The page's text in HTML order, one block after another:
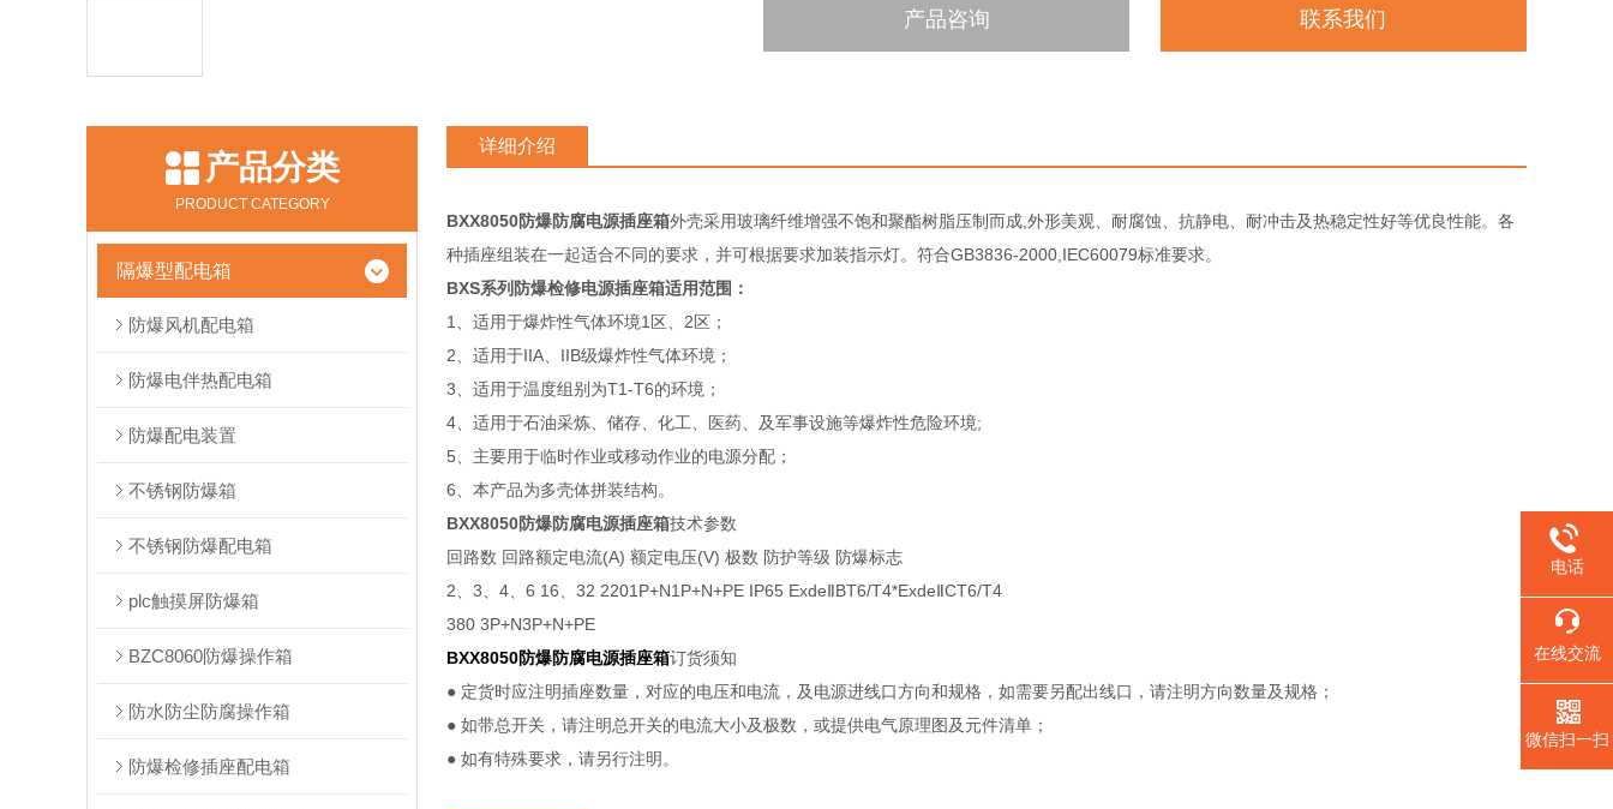
产品咨询 联系我们
产品分类
PRODUCT CATEGORY
隔爆型配电箱
防爆风机配电箱
防爆电伴热配电箱
防爆配电装置
不锈钢防爆箱
不锈钢防爆配电箱
plc触摸屏防爆箱
BZC8060防爆操作箱
防水防尘防腐操作箱
防爆检修插座配电箱
详细介绍
BXX8050防爆防腐电源插座箱外壳采用玻璃纤维增强不饱和聚酯树脂压制而成,外形美观、耐腐蚀、抗静电、耐冲击及热稳定性好等优良性能。 各
种插座组装在一起适合不同的要求，并可根据要求加装指示灯。符合GB3836-2000,IEC60079标准要求。
BXS系列防爆检修电源插座箱适用范围：
1、适用于爆炸性气体环境1区、2区；
2、适用于IIA、IIB级爆炸性气体环境；
3、适用于温度组别为T1-T6的环境；
4、适用于石油采炼、储存、化工、医药、及军事设施等爆炸性危险环境;
5、主要用于临时作业或移动作业的电源分配；
6、本产品为多壳体拼装结构。
BXX8050防爆防腐电源插座箱技术参数
回路数 回路额定电流(A) 额定电压(V) 极数 防护等级 防爆标志
2、3、4、6 16、32 2201P+N1P+N+PE IP65 ExdeⅡBT6/T4*ExdeⅡCT6/T4
380 3P+N3P+N+PE
BXX8050防爆防腐电源插座箱订货须知
● 定货时应注明插座数量，对应的电压和电流，及电源进线口方向和规格，如需要另配出线口，请注明方向数量及规格；
● 如带总开关，请注明总开关的电流大小及极数，或提供电气原理图及元件清单；
● 如有特殊要求，请另行注明。
电话
在线交流
微信扫一扫